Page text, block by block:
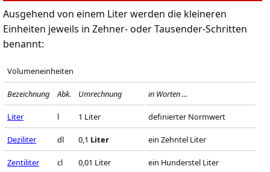
Ausgehend von einem Liter werden die kleineren
Einheiten jeweils in Zehner- oder Tausender-Schritten
benannt:
Volumeneinheiten
Bezeichnung Abk. Umrechnung in Worten ...
Liter l 1 Liter definierter Normwert
Deziliter dl 0,1 Liter ein Zehntel Liter
Zentiliter cl 0,01 Liter ein Hunderstel Liter